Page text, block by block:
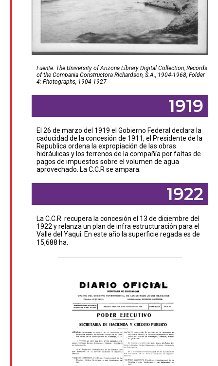
Fuente: The University of Arizona Líbrary Digital Collection, Records
of the Compania Constructora Richardson, S.A., 1904-1968, Folder
4: Photographs, 1904-1927
1919
El 26 de marzo del 1919 el Gobierno Federal declara la
caducidad de la concesión de 1911, el Presidente de la
Republica ordena la expropiación de las obras
hidráulicas y los terrenos de la compañía por faltas de
pagos de impuestos sobre el volumen de agua
aprovechado. La C.C.R se ampara.
1922
La C.C.R. recupera la concesión el 13 de diciembre del
1922 y relanza un plan de infra estructuración para el
Valle del Yaqui. En este año la superficie regada es de
15,688 ha.